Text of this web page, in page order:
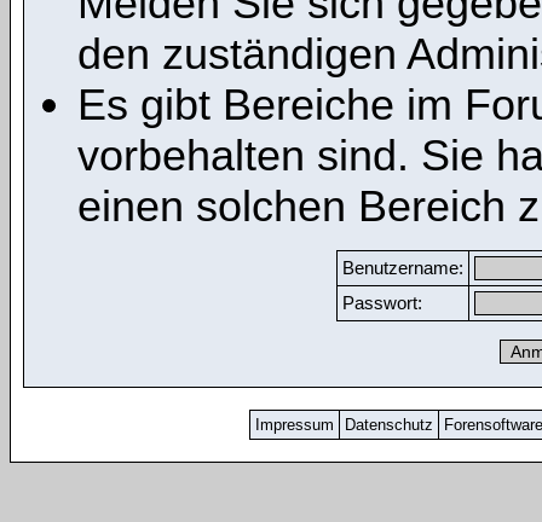
den zuständigen
Es gibt Bereiche im
vorbehalten sind. Sie
einen solchen Bereich
Benutzername:
Passwort:
Impressum Datenschutz